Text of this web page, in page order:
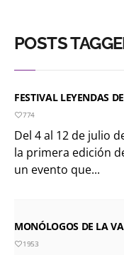
POSTS
FESTIVAL LEYENDAS
774
Del 4 al 12 de julio
la primera edición
un evento que...
MONÓLOGOS DE LA
1953